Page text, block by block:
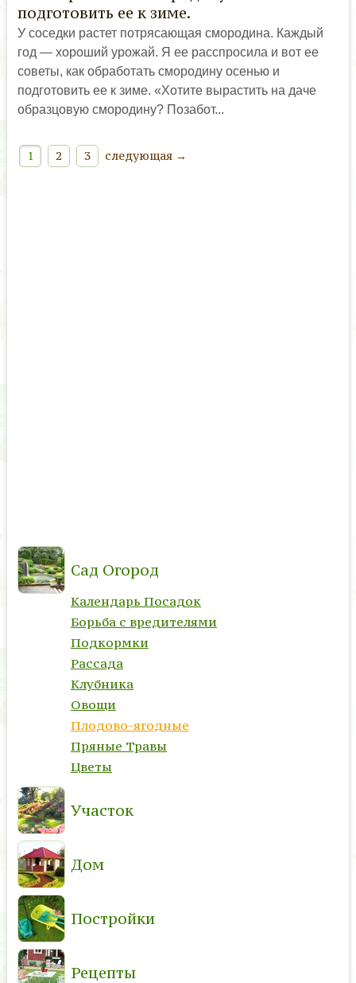
подготовить ее к зиме.
У соседки растет потрясающая смородина. Каждый
год — хороший урожай. Я ее расспросила и вот ее
советы, как обработать смородину осенью и
подготовить ее к зиме. «Хотите вырастить на даче
образцовую смородину? Позабот...
1 2 3 следующая →
Сад Огород
Календарь Посадок
Борьба с вредителями
Подкормки
Рассада
Клубника
Овощи
Плодово-ягодные
Пряные Травы
Цветы
Участок
Дом
Постройки
Рецепты